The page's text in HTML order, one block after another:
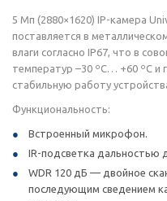
5 Мп (2880×1620) IP-камера
поставляется в
влаги согласно IP67, что в
температур –30 ºС… +60 ºС и
стабильную работу
Функциональность:
Встроенный микрофон.
IR-подсветка дальностью
WDR 120 дБ — двойное
последующим сведением